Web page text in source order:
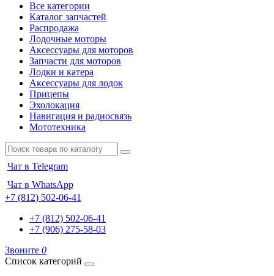
Все категории
Каталог запчастей
Распродажа
Лодочные моторы
Аксессуары для моторов
Запчасти для моторов
Лодки и катера
Аксессуары для лодок
Прицепы
Эхолокация
Навигация и радиосвязь
Мототехника
Чат в Telegram
Чат в WhatsApp
+7 (812) 502-06-41
+7 (812) 502-06-41
+7 (906) 275-58-03
Звоните 0
Список категорий